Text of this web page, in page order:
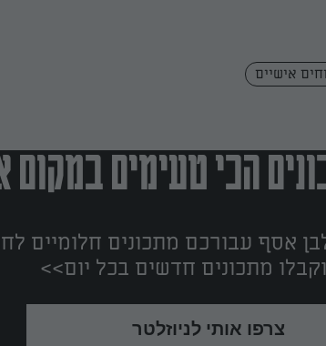
אישיים
הכי טעימים במקום
אסף עבורכם מתכונים חלומיים
מתכונים חדשים בכל יום>>
צרפו אותי לניוזלטר